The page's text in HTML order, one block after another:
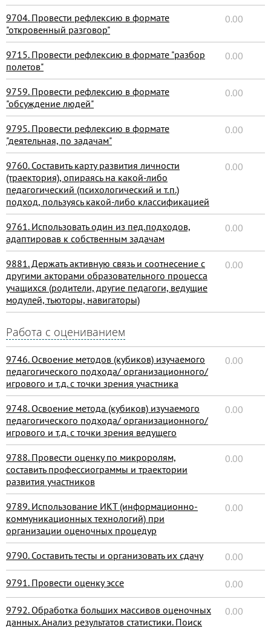
9704. Провести рефлексию в формате
"откровенный разговор"
0.00
9715. Провести рефлексию в формате "разбор
полетов"
0.00
9759. Провести рефлексию в формате
"обсуждение людей"
0.00
9795. Провести рефлексию в формате
"деятельная, по задачам"
0.00
9760. Составить карту развития личности
(траектория), опираясь на какой-либо
педагогический (психологический и т.п.)
подход, пользуясь какой-либо классификацией
0.00
9761. Использовать один из пед.подходов,
адаптировав к собственным задачам
0.00
9881. Держать активную связь и соотнесение с
другими акторами образовательного процесса
учащихся (родители, другие педагоги, ведущие
модулей, тьюторы, навигаторы)
0.00
Работа с оцениванием
9746. Освоение методов (кубиков) изучаемого
педагогического подхода/ организационного/
игрового и т.д. с точки зрения участника
0.00
9748. Освоение метода (кубиков) изучаемого
педагогического подхода/ организационного/
игрового и т.д. с точки зрения ведущего
0.00
9788. Провести оценку по микроролям,
составить профессиограммы и траектории
развития участников
0.00
9789. Использование ИКТ (информационно-
коммуникационных технологий) при
организации оценочных процедур
0.00
9790. Составить тесты и организовать их сдачу 0.00
9791. Провести оценку эссе 0.00
9792. Обработка больших массивов оценочных
данных. Анализ результатов статистики. Поиск
0.00